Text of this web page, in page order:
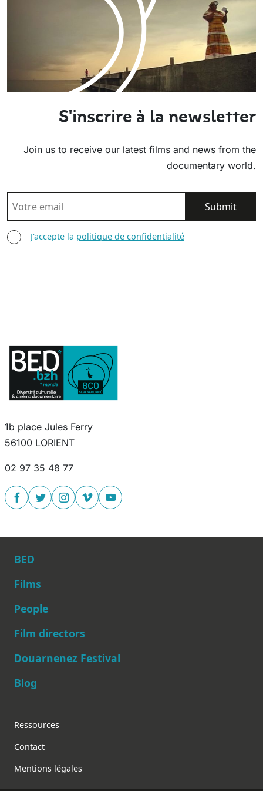
S'inscrire à la newsletter
Join us to receive our latest films and news from the
documentary world.
EMAIL
AGREE TERMS
J'accepte la politique de confidentialité
1b place Jules Ferry
56100 LORIENT
02 97 35 48 77
Main navigation
BED
Films
People
Film directors
Douarnenez Festival
Blog
Footer
Ressources
Contact
Mentions légales